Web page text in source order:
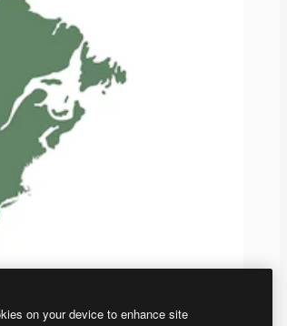
on your device to enhance site